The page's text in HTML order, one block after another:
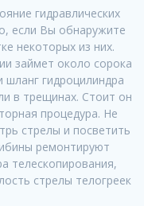
гидравлических
если Вы обнаружите
некоторых из них.
займет около сорока
шланг гидроцилиндра
в трещинах. Стоит он
процедура. Не
стрелы и посветить
ремонтируют
телескопирования,
стрелы телогреек